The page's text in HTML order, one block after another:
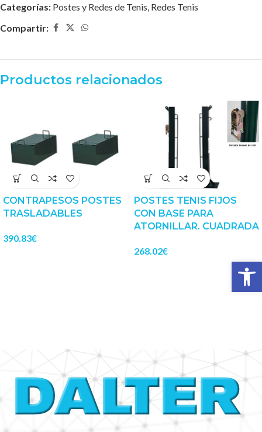
Categorías: Postes y Redes de Tenis Redes Tenis
Compartir:
Productos relacionados
CONTRAPESOS POSTES
TRASLADABLES
390.83€
POSTES TENIS FIJOS
CON BASE PARA
ATORNILLAR. CUADRADA
268.02€
Abrir